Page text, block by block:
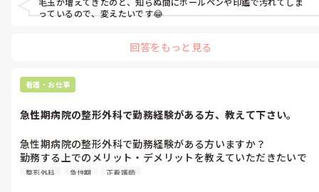
っているので、変えたいです😂
回答をもっと見る
看護・お仕事
急性期病院の整形外科で勤務経験がある方、教えて下さい。
急性期病院の整形外科で勤務経験がある方いますか？
勤務する上でのメリット・デメリットを教えていただきたいで
す。よろしくお願いします！
整形外科 急性期 正看護師